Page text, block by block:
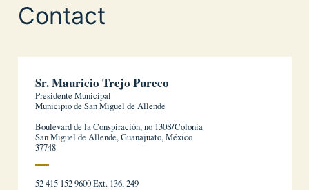
Contact
Sr. Mauricio Trejo Pureco
Presidente Municipal
Municipio de San Miguel de Allende
Boulevard de la Conspiración, no 130S/Colonia
San Miguel de Allende, Guanajuato, México
37748
52 415 152 9600 Ext. 136, 249